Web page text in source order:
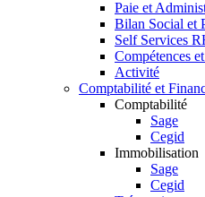
Paie et
Bilan Social et
Self Services
Compétences
Activité
Comptabilité et
Comptabilité
Sage
Cegid
Immobilisation
Sage
Cegid